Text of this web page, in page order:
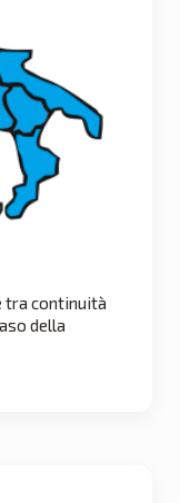
tra continuità
della